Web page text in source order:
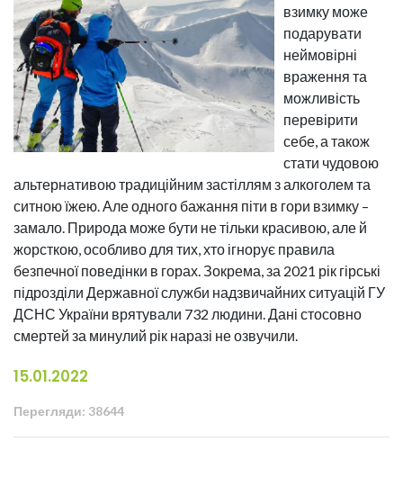
взимку може
подарувати
неймовірні
враження та
можливість
перевірити
себе, а також
стати чудовою
альтернативою традиційним застіллям з алкоголем та
ситною їжею. Але одного бажання піти в гори взимку –
замало. Природа може бути не тільки красивою, але й
жорсткою, особливо для тих, хто ігнорує правила
безпечної поведінки в горах. Зокрема, за 2021 рік гірські
підрозділи Державної служби надзвичайних ситуацій ГУ
ДСНС України врятували 732 людини. Дані стосовно
смертей за минулий рік наразі не озвучили.
15.01.2022
Перегляди: 38644